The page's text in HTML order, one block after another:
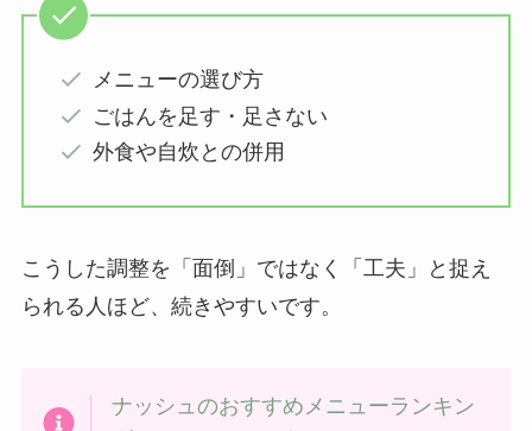
メニューの選び方
ごはんを足す・足さない
外食や自炊との併用
こうした調整を「面倒」ではなく「工夫」と捉え
られる人ほど、続きやすいです。
ナッシュのおすすめメニューランキン